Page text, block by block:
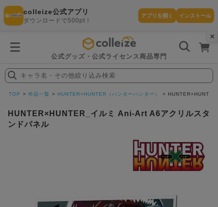
×
colleize公式アプリ
ダウンロードで500pt！
アプリを開く インストール
公式グッズ・公式ライセンス商品専門
探
す
ランキン
キャラ名・その他絞り込み検索
TOP 作品一覧 HUNTER×HUNTER（ハンターハンター）
HUNTER×HUNTER_イルミ Ani-Art A6アクリルスタ
ンドパネル